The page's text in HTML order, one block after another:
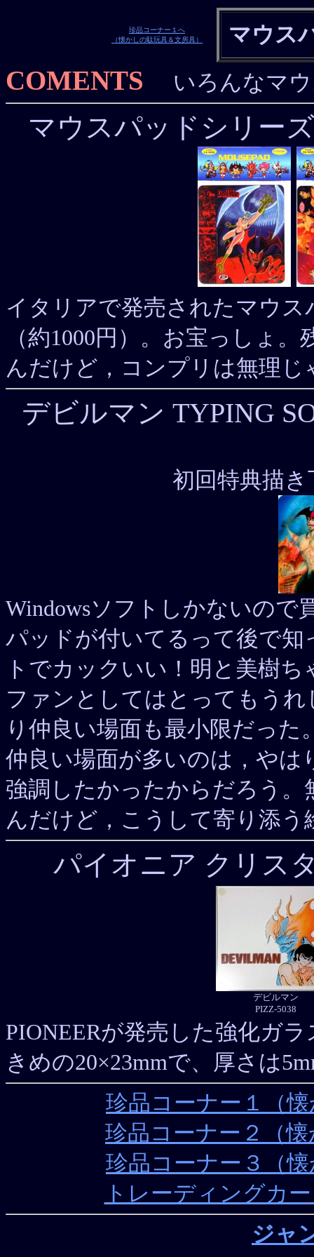
珍品コーナー１へ
（懐かしの駄玩具＆文房具）
マウス
COMENTS いろんなマウ
マウスパッドシリー
イタリアで発売されたマウス
（約1000円）。お宝っしょ
んだけど，コンプリは無理じ
デビルマン TYPING
初回特典描
Windowsソフトしかないので
パッドが付いてるって後で
トでカックいい！明と美樹
ファンとしてはとってもう
り仲良い場面も最小限だっ
仲良い場面が多いのは，や
強調したかったからだろう
んだけど，こうして寄り添
パイオニア クリス
デビルマン
PIZZ-5038
PIONEERが発売した強化ガ
きめの20×23mmで、厚さは
珍品コーナー１（
珍品コーナー２
珍品コーナー３
トレーディン
ジャ